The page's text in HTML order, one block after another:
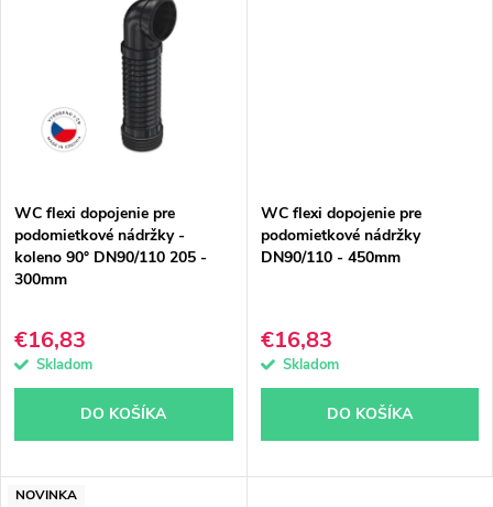
WC flexi dopojenie pre
podomietkové nádržky -
koleno 90° DN90/110 205 -
300mm
€16,83
Skladom
DO KOŠÍKA
WC flexi dopojenie pre
podomietkové nádržky
DN90/110 - 450mm
€16,83
Skladom
DO KOŠÍKA
NOVINKA